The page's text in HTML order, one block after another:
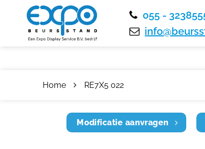
055 -
Home RE7X5 022
Modificatie aanvragen